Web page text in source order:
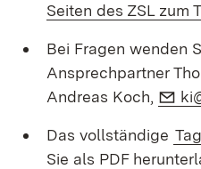
Seiten des ZSL zum
Bei Fragen wenden
Ansprechpartner
Andreas Koch,
E-
Das vollständige
Sie als PDF